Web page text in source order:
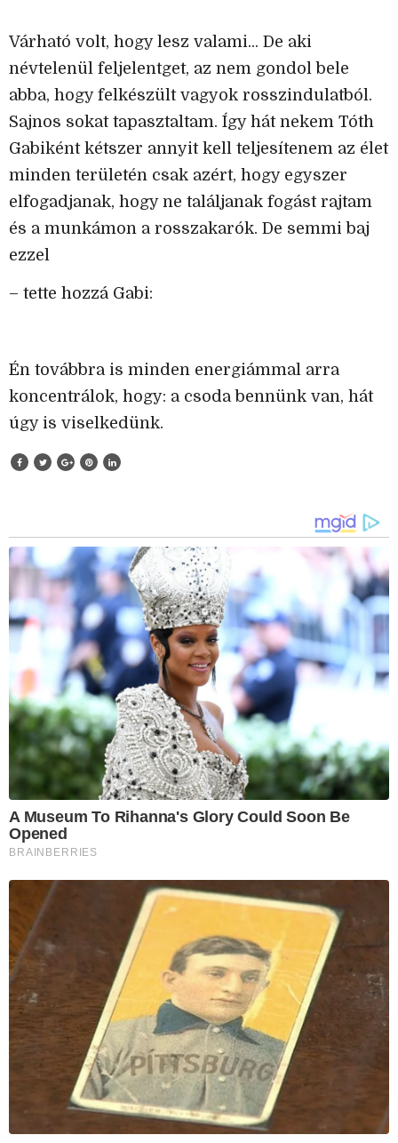
Várható volt, hogy lesz valami... De aki
névtelenül feljelentget, az nem gondol bele
abba, hogy felkészült vagyok rosszindulatból.
Sajnos sokat tapasztaltam. Így hát nekem Tóth
Gabiként kétszer annyit kell teljesítenem az élet
minden területén csak azért, hogy egyszer
elfogadjanak, hogy ne találjanak fogást rajtam
és a munkámon a rosszakarók. De semmi baj
ezzel
– tette hozzá Gabi:
Én továbbra is minden energiámmal arra
koncentrálok, hogy: a csoda bennünk van, hát
úgy is viselkedünk.
A Museum To Rihanna's Glory Could Soon Be
Opened
BRAINBERRIES